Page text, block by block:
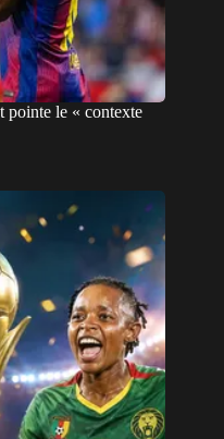
pointe le « contexte